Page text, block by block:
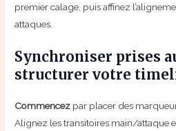
premier calage, puis affinez
attaques.
Synchroniser prises
structurer votre
Commencez par placer des
Alignez les transitoires main/attaque